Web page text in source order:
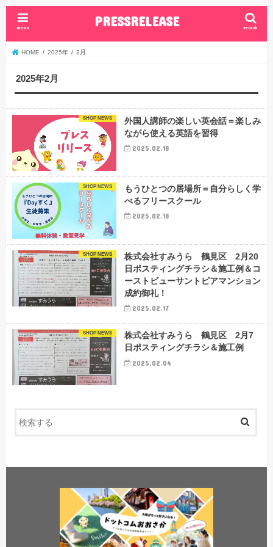
PRESSRELEASE search
menu
HOME 2025年 2月
2025年2月
SHOP NEWS
外国人講師の楽しい英会話＝楽しみ
ながら使える英語を習得
2025.02.18
SHOP NEWS
もうひとつの居場所＝自分らしく学
べるフリースクール
2025.02.18
SHOP NEWS
株式会社すみうら 鶴見区 2月20
日ポスティングチラシ＆施工例＆コ
ーストビューサントピアマンション
成約御礼！
2025.02.17
SHOP NEWS
株式会社すみうら 鶴見区 2月7
日ポスティングチラシ＆施工例
2025.02.04